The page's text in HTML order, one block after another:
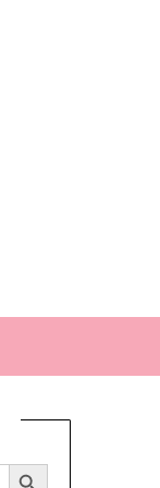
Search Button